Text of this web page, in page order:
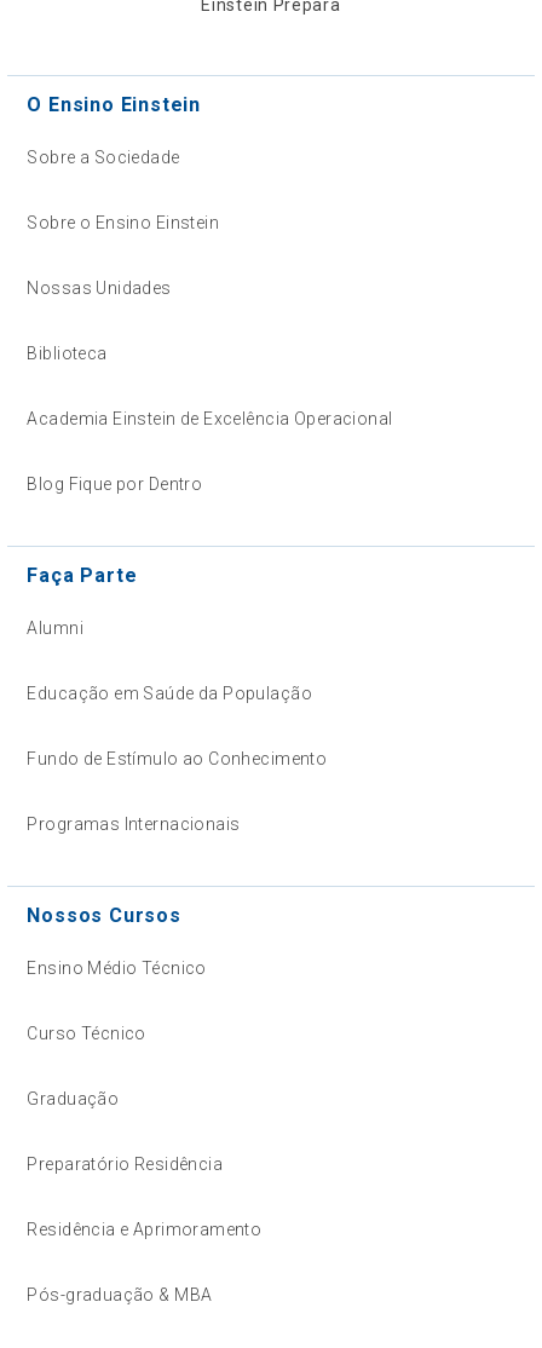
Einstein Prepara
O Ensino Einstein
Sobre a Sociedade
Sobre o Ensino Einstein
Nossas Unidades
Biblioteca
Academia Einstein de Excelência Operacional
Blog Fique por Dentro
Faça Parte
Alumni
Educação em Saúde da População
Fundo de Estímulo ao Conhecimento
Programas Internacionais
Nossos Cursos
Ensino Médio Técnico
Curso Técnico
Graduação
Preparatório Residência
Residência e Aprimoramento
Pós-graduação & MBA